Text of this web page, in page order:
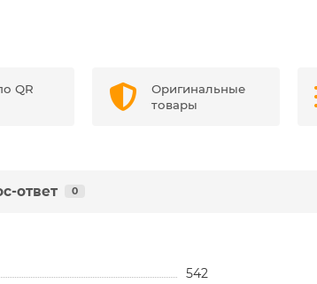
QR
Оригинальные
товары
ответ 0
542